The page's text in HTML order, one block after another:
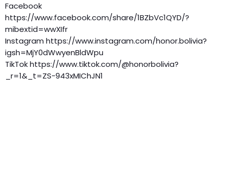
Facebook
https://www.facebook.com/share/1BZbVc1QYD/?
mibextid=wwXIfr
Instagram https://www.instagram.com/honor.bolivia?
igsh=MjY0dWwyenBldWpu
TikTok https://www.tiktok.com/@honorbolivia?
_r=1&_t=ZS-943xMIChJN1